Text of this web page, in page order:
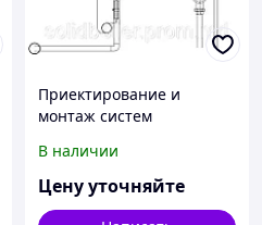
Приектирование и
монтаж систем
В наличии
Цену уточняйте